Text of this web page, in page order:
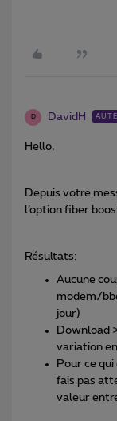
D DavidH
Hello,
Depuis votre
l’option fiber
Résultats:
Aucune
modem/
jour)
Download
variation
Pour ce qui
fais pas
valeur